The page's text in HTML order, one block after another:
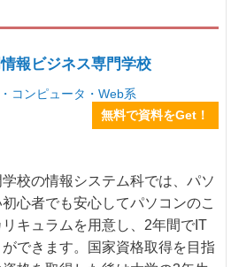
報ビジネス専門学校
コンピュータ・Web系
無料で資料をGet！
校の情報システム科では、パソ
心者でも安心してパソコンのこ
キュラムを用意し、2年間でIT
できます。国家資格取得を目指